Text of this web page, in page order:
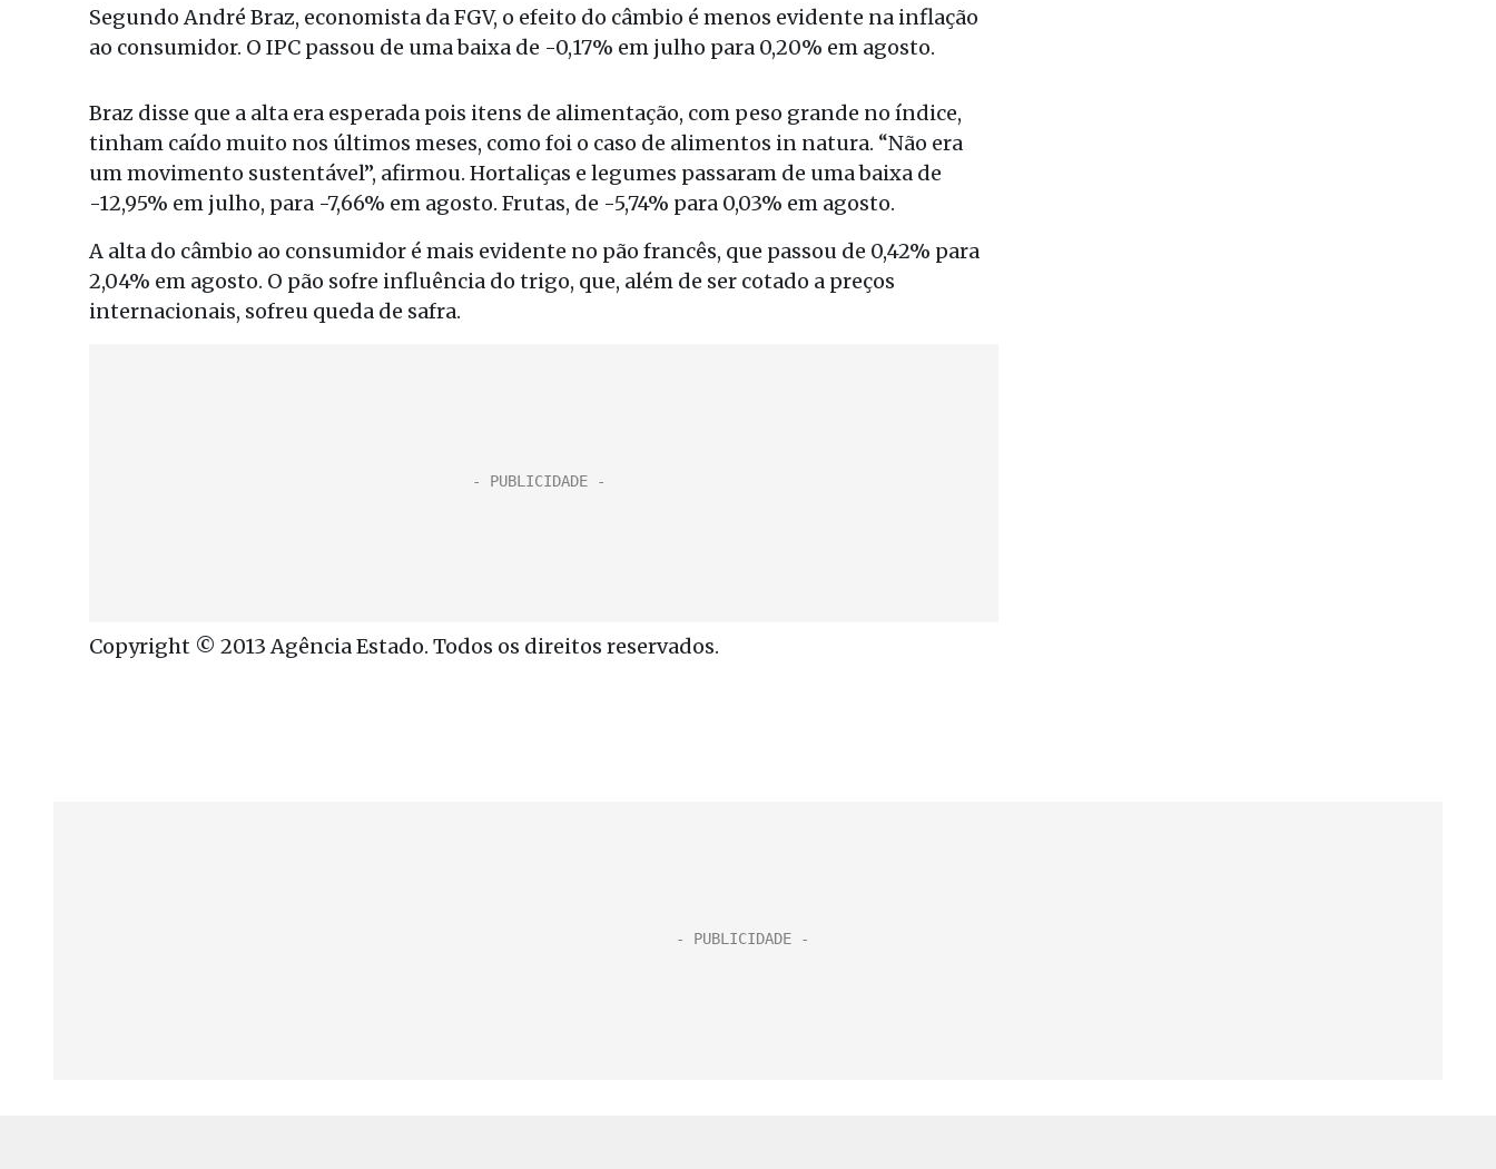
Segundo André Braz, economista da FGV, o efeito do câmbio é menos evidente na inflação
ao consumidor. O IPC passou de uma baixa de -0,17% em julho para 0,20% em agosto.
Braz disse que a alta era esperada pois itens de alimentação, com peso grande no índice,
tinham caído muito nos últimos meses, como foi o caso de alimentos in natura. “Não era
um movimento sustentável”, afirmou. Hortaliças e legumes passaram de uma baixa de
-12,95% em julho, para -7,66% em agosto. Frutas, de -5,74% para 0,03% em agosto.
A alta do câmbio ao consumidor é mais evidente no pão francês, que passou de 0,42% para
2,04% em agosto. O pão sofre influência do trigo, que, além de ser cotado a preços
internacionais, sofreu queda de safra.
Copyright © 2013 Agência Estado. Todos os direitos reservados.